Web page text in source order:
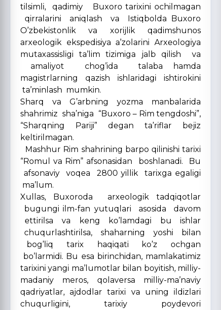
tilsimli, qadimiy Buxoro tarixini ochilmagan
qirralarini aniqlash va Istiqbolda Buxoro
O’zbekistonlik va xorijlik qadimshunos
arxeologik ekspedisiya a’zolarini Arxeologiya
mutaxassisligi ta’lim tizimiga jalb qilish va
amaliyot chog’ida talaba hamda
magistrlarning qazish ishlaridagi ishtirokini
ta’minlash mumkin.
Sharq va G’arbning yozma manbalarida
shahrimiz sha’niga “Buxoro – Rim tengdoshi”,
“Sharqning Pariji” degan ta’riflar bejiz
keltirilmagan.
Mashhur Rim shahrining barpo qilinishi tarixi
“Romul va Rim” afsonasidan boshlanadi. Bu
afsonaviy voqea 2800 yillik tarixga egaligi
ma’lum.
Xullas, Buxoroda arxeologik tadqiqotlar
bugungi ilm-fan yutuqlari asosida davom
ettirilsa va keng ko’lamdagi bu ishlar
chuqurlashtirilsa, shaharning yoshi bilan
bog’liq tarix haqiqati ko’z ochgan
bo’larmidi. Bu esa birinchidan, mamlakatimiz
tarixini yangi ma’lumotlar bilan boyitish, milliy-
madaniy meros, qolaversa milliy-ma’naviy
qadriyatlar, ajdodlar tarixi va uning ildizlari
chuqurligini, tarixiy poydevori